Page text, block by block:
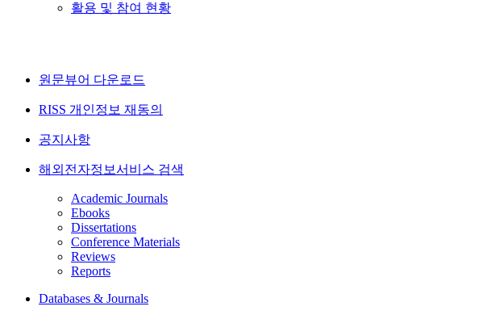
활용 및 참여 현황
원문뷰어 다운로드
RISS 개인정보 재동의
공지사항
해외전자정보서비스 검색
Academic Journals
Ebooks
Dissertations
Conference Materials
Reviews
Reports
Databases & Journals